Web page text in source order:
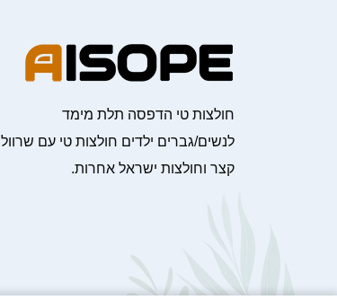
חולצות טי הדפסה תלת מימד
לנשים/גברים ילדים חולצות טי עם שרוול
קצר וחולצות ישראל אחרות.